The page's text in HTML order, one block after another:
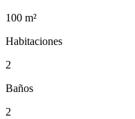
100 m²
Habitaciones
2
Baños
2